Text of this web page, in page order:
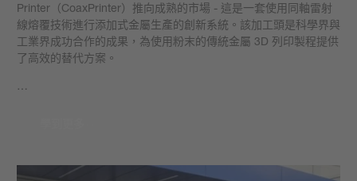
Printer（CoaxPrinter）推向成熟的市場 - 這是一套使用同軸雷射
線熔覆技術進行添加式金屬生產的創新系統。該加工頭是科學界與
工業界成功合作的成果，為使用粉末的傳統金屬 3D 列印製程提供
了高效的替代方案。
…